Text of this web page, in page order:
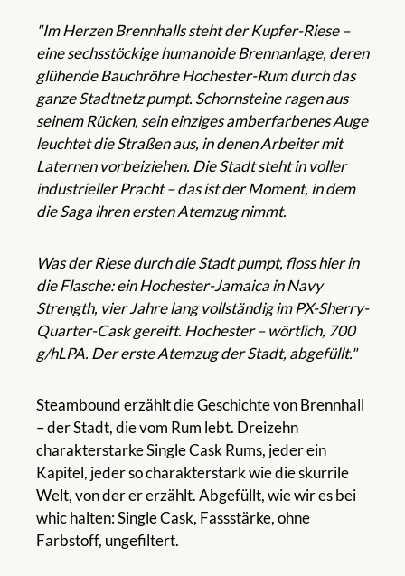
"Im Herzen Brennhalls steht der Kupfer-Riese –
eine sechsstöckige humanoide Brennanlage, deren
glühende Bauchröhre Hochester-Rum durch das
ganze Stadtnetz pumpt. Schornsteine ragen aus
seinem Rücken, sein einziges amberfarbenes Auge
leuchtet die Straßen aus, in denen Arbeiter mit
Laternen vorbeiziehen. Die Stadt steht in voller
industrieller Pracht – das ist der Moment, in dem
die Saga ihren ersten Atemzug nimmt.
Was der Riese durch die Stadt pumpt, floss hier in
die Flasche: ein Hochester-Jamaica in Navy
Strength, vier Jahre lang vollständig im PX-Sherry-
Quarter-Cask gereift. Hochester – wörtlich, 700
g/hLPA. Der erste Atemzug der Stadt, abgefüllt."
Steambound erzählt die Geschichte von Brennhall
– der Stadt, die vom Rum lebt. Dreizehn
charakterstarke Single Cask Rums, jeder ein
Kapitel, jeder so charakterstark wie die skurrile
Welt, von der er erzählt. Abgefüllt, wie wir es bei
whic halten: Single Cask, Fassstärke, ohne
Farbstoff, ungefiltert.